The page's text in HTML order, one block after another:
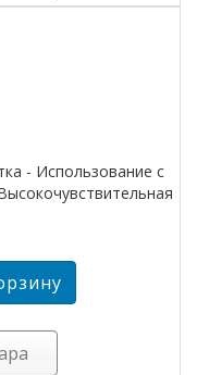
- Использование с